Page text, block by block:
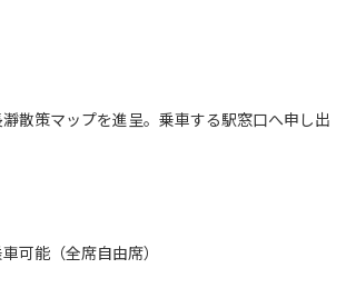
散策マップを進呈。乗車する駅窓口へ申し出
可能（全席自由席）